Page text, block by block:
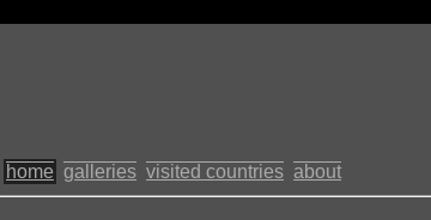
home galleries visited countries about